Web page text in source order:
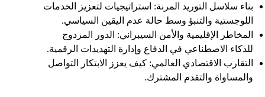
بناء سلاسل التوريد المرنة: استراتيجيات لتعزيز الخدمات
اللوجستية والتنبؤ وسط حالة عدم اليقين السياسي.
المخاطر الإقليمية والأمن السيبراني: الدور المزدوج
للذكاء الاصطناعي في الدفاع وإدارة التهديدات الرقمية.
التقارب الاقتصادي العالمي: كيف يعزز الابتكار التواصل
والمساواة والتقدم المشترك.